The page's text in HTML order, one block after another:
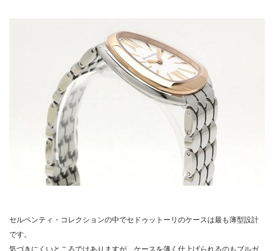
セルペンティ・コレクションの中でセドゥットーリのケースは最も薄型設計
です。
気づきにくいところではありますが、ケースを薄く仕上げられるのもブルガ